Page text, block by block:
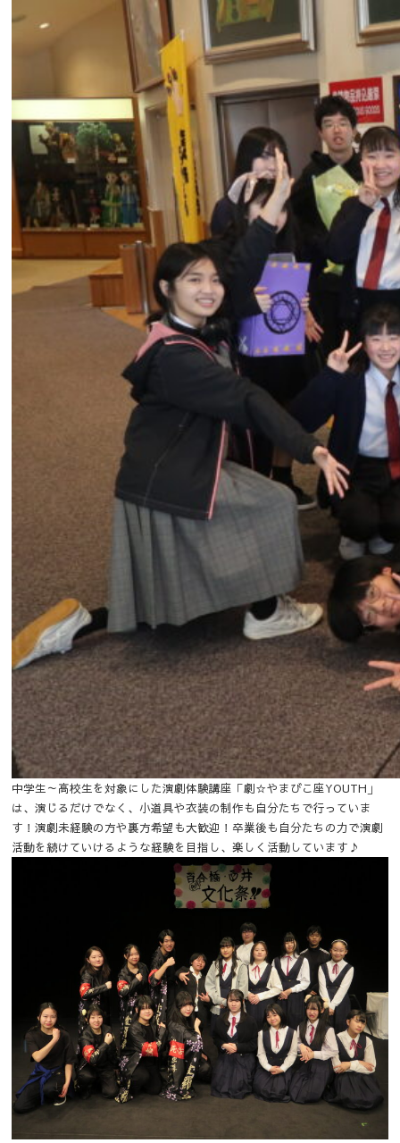
中学生～高校生を対象にした演劇体験講座「劇☆やまびこ座YOUTH」
は、演じるだけでなく、小道具や衣装の制作も自分たちで行っていま
す！演劇未経験の方や裏方希望も大歓迎！卒業後も自分たちの力で演劇
活動を続けていけるような経験を目指し、楽しく活動しています♪